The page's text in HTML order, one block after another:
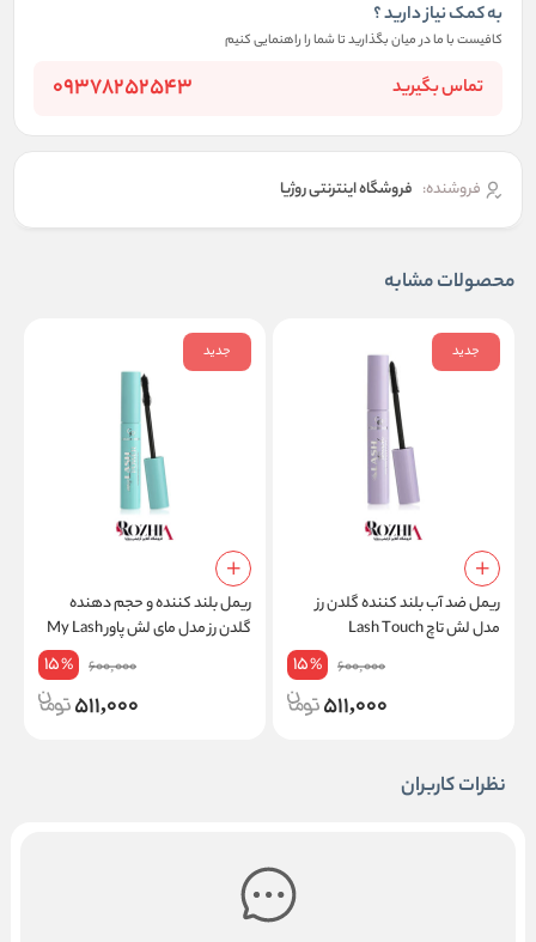
به کمک نیاز دارید ؟
کافیست با ما در میان بگذارید تا شما را راهنمایی کنیم
تماس بگیرید 09378252543
فروشنده: فروشگاه اینترنتی روژیا
محصولات مشابه
جدید
ریمل ضد آب بلند کننده گلدن رز
مدل لش تاچ Lash Touch
600,000
15%
511,000
جدید
ریمل بلند کننده و حجم دهنده
گلدن رز مدل مای لش پاور My Lash
600,000
15%
511,000
نظرات کاربران